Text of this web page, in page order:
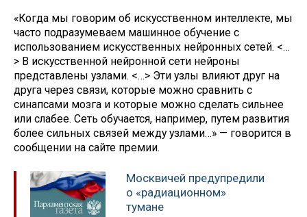
«Когда мы говорим об искусственном интеллекте, мы
часто подразумеваем машинное обучение с
использованием искусственных нейронных сетей. <…
> В искусственной нейронной сети нейроны
представлены узлами. <…> Эти узлы влияют друг на
друга через связи, которые можно сравнить с
синапсами мозга и которые можно сделать сильнее
или слабее. Сеть обучается, например, путем развития
более сильных связей между узлами…» — говорится в
сообщении на сайте премии.
Москвичей предупредили
о «радиационном»
тумане